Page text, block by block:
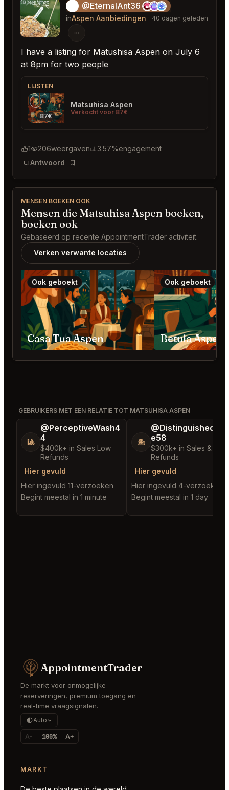
@EternalAnt36
inAspen Aanbiedingen 40 dagen geleden
I have a listing for Matushisa Aspen on July 6
at 8pm for two people
LIJSTEN
87€
Matsuhisa Aspen
Verkocht voor 87€
1 206weergaven 3.57%engagement
Antwoord
Bladwijzer
MENSEN BOEKEN OOK
Mensen die Matsuhisa Aspen boeken,
boeken ook
Gebaseerd op recente AppointmentTrader activiteit.
Verken verwante locaties
Ook geboekt
Casa Tua Aspen
Ook geboekt
Betula Aspen
GEBRUIKERS MET EEN RELATIE TOT MATSUHISA ASPEN
🎱
@PerceptiveWash4
4
$400k+ in Sales Low
Refunds
Hier gevuld
Hier ingevuld 11-verzoeken
Begint meestal in 1 minute
🏝️
@DistinguishedTre
e58
$300k+ in Sales & Low
Refunds
Hier gevuld
Hier ingevuld 4-verzoeken
Begint meestal in 1 day
AppointmentTrader
De markt voor onmogelijke
reserveringen, premium toegang en
real-time vraagsignalen.
Auto
A- 100% A+
MARKT